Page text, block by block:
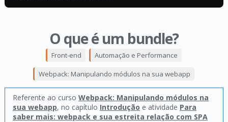
O que é um bundle?
Front-end Automação e Performance
Webpack: Manipulando módulos na sua webapp
Referente ao curso Webpack: Manipulando módulos na
sua webapp, no capítulo Introdução e atividade Para
saber mais: webpack e sua estreita relação com SPA